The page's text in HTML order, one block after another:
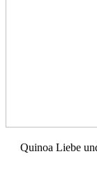
Quinoa Liebe